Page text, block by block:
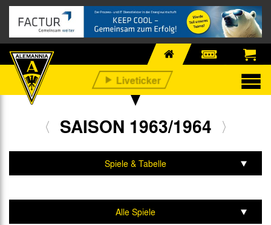
SAISON 1963/1964
Spiele & Tabelle
Alle Spiele